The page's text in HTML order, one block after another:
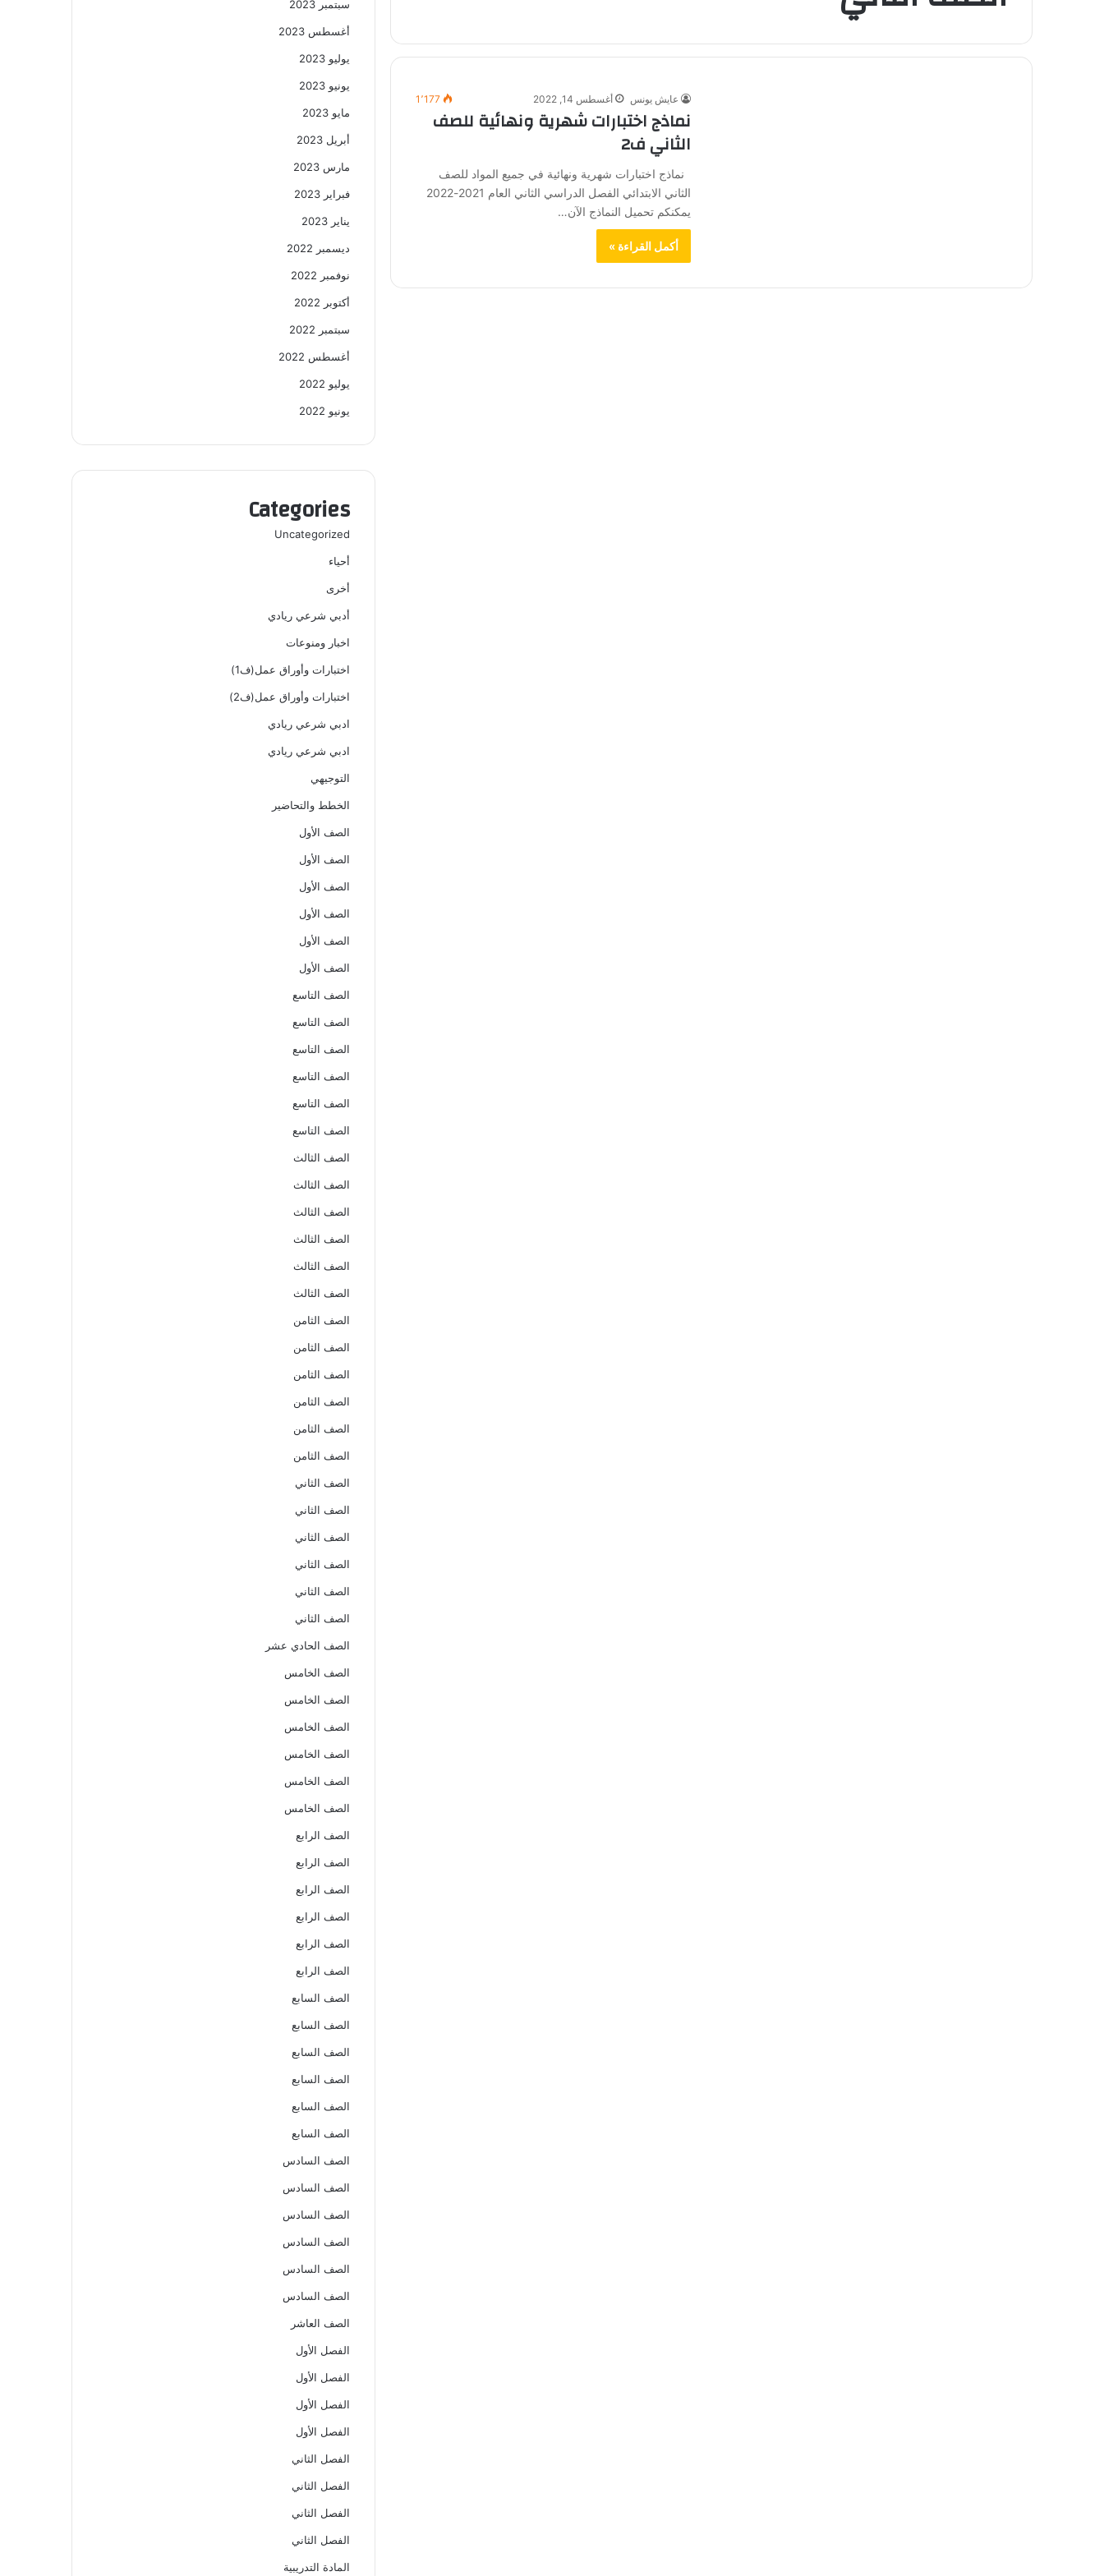
عايش يونس أغسطس 14, 2022 1٬177
نماذج اختبارات شهرية ونهائية للصف
الثاني ف2
نماذج اختبارات شهرية ونهائية في جميع المواد للصف
الثاني الابتدائي الفصل الدراسي الثاني العام 2021-2022
يمكنكم تحميل النماذج الآن…
أكمل القراءة »
سبتمبر 2023
أغسطس 2023
يوليو 2023
يونيو 2023
مايو 2023
أبريل 2023
مارس 2023
فبراير 2023
يناير 2023
ديسمبر 2022
نوفمبر 2022
أكتوبر 2022
سبتمبر 2022
أغسطس 2022
يوليو 2022
يونيو 2022
Categories
Uncategorized
أحياء
أخرى
أدبي شرعي ريادي
اخبار ومنوعات
اختبارات وأوراق عمل(ف1)
اختبارات وأوراق عمل(ف2)
ادبي شرعي ريادي
ادبي شرعي ريادي
التوجيهي
الخطط والتحاضير
الصف الأول
الصف الأول
الصف الأول
الصف الأول
الصف الأول
الصف الأول
الصف التاسع
الصف التاسع
الصف التاسع
الصف التاسع
الصف التاسع
الصف التاسع
الصف الثالث
الصف الثالث
الصف الثالث
الصف الثالث
الصف الثالث
الصف الثالث
الصف الثامن
الصف الثامن
الصف الثامن
الصف الثامن
الصف الثامن
الصف الثامن
الصف الثاني
الصف الثاني
الصف الثاني
الصف الثاني
الصف الثاني
الصف الثاني
الصف الحادي عشر
الصف الخامس
الصف الخامس
الصف الخامس
الصف الخامس
الصف الخامس
الصف الخامس
الصف الرابع
الصف الرابع
الصف الرابع
الصف الرابع
الصف الرابع
الصف الرابع
الصف السابع
الصف السابع
الصف السابع
الصف السابع
الصف السابع
الصف السابع
الصف السادس
الصف السادس
الصف السادس
الصف السادس
الصف السادس
الصف السادس
الصف العاشر
الفصل الأول
الفصل الأول
الفصل الأول
الفصل الأول
الفصل الثاني
الفصل الثاني
الفصل الثاني
الفصل الثاني
المادة التدريبية